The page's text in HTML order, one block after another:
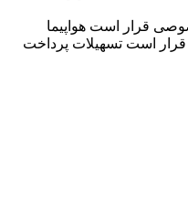
قرار است هواپیما
قرار است تسهیلات پرداخت